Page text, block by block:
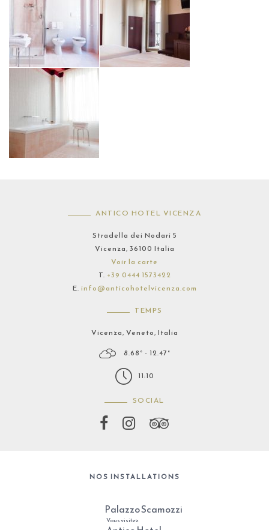
ANTICO HOTEL VICENZA
Stradella dei Nodari 5
Vicenza, 36100 Italia
Voir la carte
T. +39 0444 1573422
E. info@anticohotelvicenza.com
TEMPS
Vicenza, Veneto, Italia
8.68° - 12.47°
11:10
SOCIAL
NOS INSTALLATIONS
Palazzo Scamozzi
Vous visitez